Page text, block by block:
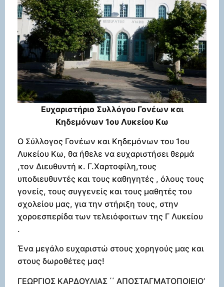
Ευχαριστήριο Συλλόγου Γονέων και
Κηδεμόνων 1ου Λυκείου Κω
Ο Σύλλογος Γονέων και Κηδεμόνων του 1ου
Λυκείου Κω, θα ήθελε να ευχαριστήσει θερμά
,τον Διευθυντή κ. Γ.Χαρτοφίλη,τους
υποδιευθυντές και τους καθηγητές , όλους τους
γονείς, τους συγγενείς και τους μαθητές του
σχολείου μας, για την στήριξη τους, στην
χοροεσπερίδα των τελειόφοιτων της Γ Λυκείου
.
Ένα μεγάλο ευχαριστώ στους χορηγούς μας και
στους δωροθέτες μας!
ΓΕΩΡΓΙΟΣ ΚΑΡΔΟΥΛΙΑΣ ΄΄ ΑΠΟΣΤΑΓΜΑΤΟΠΟΙΕΙΟ’